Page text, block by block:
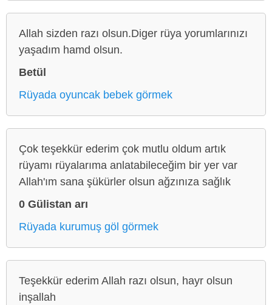
Allah sizden razı olsun.Diger rüya yorumlarınızı
yaşadım hamd olsun.
Betül
Rüyada oyuncak bebek görmek
Çok teşekkür ederim çok mutlu oldum artık
rüyamı rüyalarıma anlatabileceğim bir yer var
Allah'ım sana şükürler olsun ağzınıza sağlık
0 Gülistan arı
Rüyada kurumuş göl görmek
Teşekkür ederim Allah razı olsun, hayr olsun
inşallah